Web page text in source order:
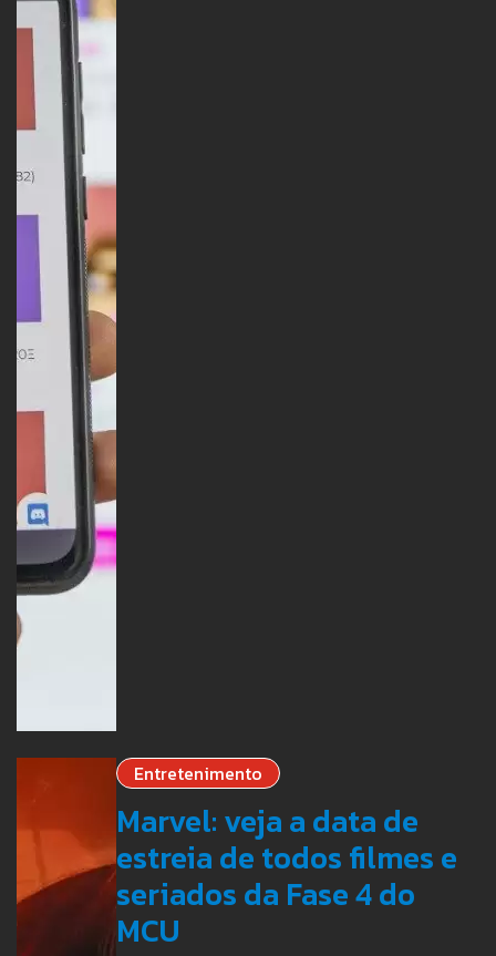
Entretenimento
Marvel: veja a data de
estreia de todos filmes e
seriados da Fase 4 do
MCU